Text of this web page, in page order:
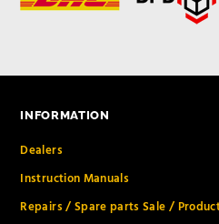
INFORMATION
Dealers
Instruction Manuals
Repairs / Spare parts Sale /